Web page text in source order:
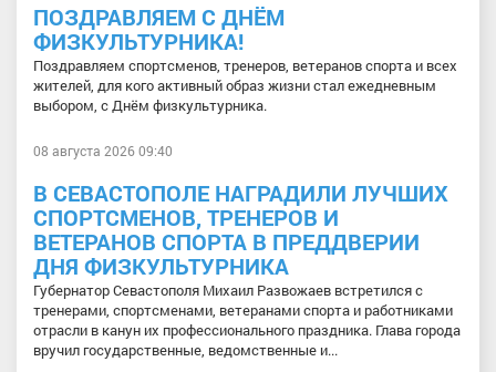
ПОЗДРАВЛЯЕМ С ДНЁМ
ФИЗКУЛЬТУРНИКА!
Поздравляем спортсменов, тренеров, ветеранов спорта и всех
жителей, для кого активный образ жизни стал ежедневным
выбором, с Днём физкультурника.
08 августа 2026 09:40
В СЕВАСТОПОЛЕ НАГРАДИЛИ ЛУЧШИХ
СПОРТСМЕНОВ, ТРЕНЕРОВ И
ВЕТЕРАНОВ СПОРТА В ПРЕДДВЕРИИ
ДНЯ ФИЗКУЛЬТУРНИКА
Губернатор Севастополя Михаил Развожаев встретился с
тренерами, спортсменами, ветеранами спорта и работниками
отрасли в канун их профессионального праздника. Глава города
вручил государственные, ведомственные и...